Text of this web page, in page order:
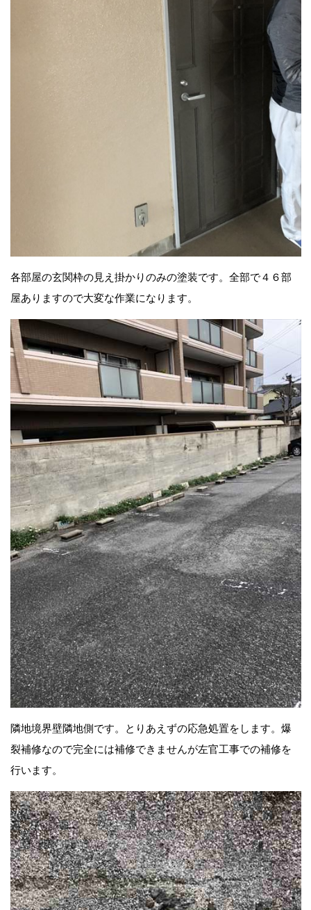
各部屋の玄関枠の見え掛かりのみの塗装です。全部で４６部
屋ありますので大変な作業になります。
隣地境界壁隣地側です。とりあえずの応急処置をします。爆
裂補修なので完全には補修できませんが左官工事での補修を
行います。